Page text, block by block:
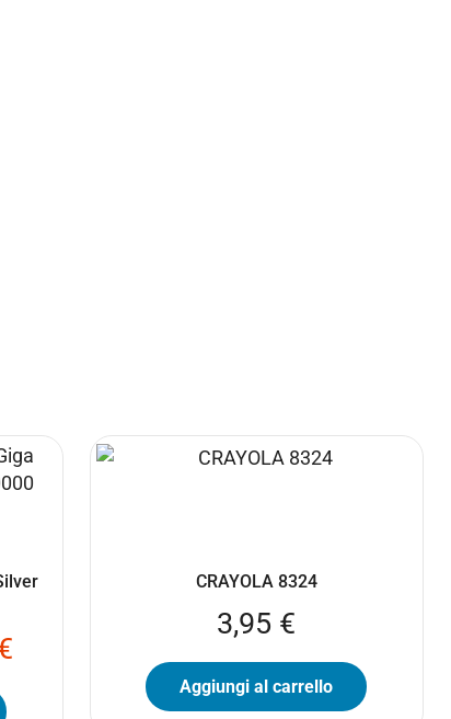
CRAYOLA 8324
3,95 €
Aggiungi al carrello